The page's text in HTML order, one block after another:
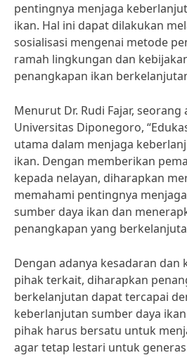
pentingnya menjaga
ikan. Hal ini dapat dilakukan
sosialisasi mengenai metode
ramah lingkungan dan
penangkapan ikan
Menurut Dr. Rudi Fajar,
Universitas Diponegoro,
utama dalam menjaga
ikan. Dengan memberikan
kepada nelayan, diharapkan
memahami pentingnya
sumber daya ikan dan
penangkapan yang
Dengan adanya kesadaran dan
pihak terkait, diharapkan
berkelanjutan dapat tercapai
keberlanjutan sumber daya
pihak harus bersatu untuk
agar tetap lestari untuk